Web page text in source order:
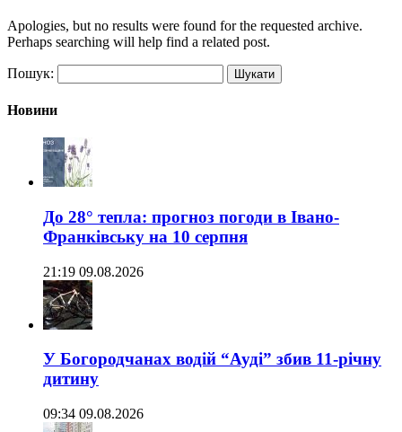
Apologies, but no results were found for the requested archive.
Perhaps searching will help find a related post.
Пошук:
Новини
До 28° тепла: прогноз погоди в Івано-
Франківську на 10 серпня
21:19 09.08.2026
У Богородчанах водій “Ауді” збив 11-річну
дитину
09:34 09.08.2026